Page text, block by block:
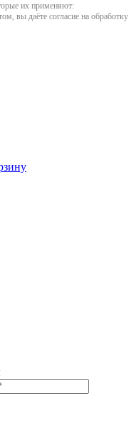
их применяют:
вы даёте согласие на обработку